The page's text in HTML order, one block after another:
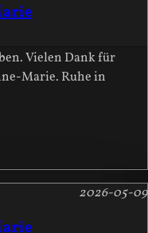
Vielen Dank für
Marie. Ruhe in
2026-05-09